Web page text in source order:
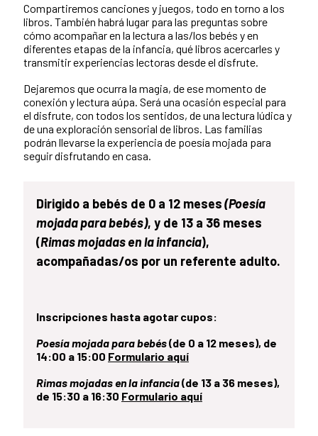
Compartiremos canciones y juegos, todo en torno a los
libros. También habrá lugar para las preguntas sobre
cómo acompañar en la lectura a las/los bebés y en
diferentes etapas de la infancia, qué libros acercarles y
transmitir experiencias lectoras desde el disfrute.
Dejaremos que ocurra la magia, de ese momento de
conexión y lectura aúpa. Será una ocasión especial para
el disfrute, con todos los sentidos, de una lectura lúdica y
de una exploración sensorial de libros. Las familias
podrán llevarse la experiencia de poesía mojada para
seguir disfrutando en casa.
Dirigido a bebés de 0 a 12 meses(Poesía
mojada para bebés), y de 13 a 36 meses
(Rimas mojadas en la infancia),
acompañadas/os por un referente adulto.
Inscripciones hasta agotar cupos:
Poesía mojada para bebés(de 0 a 12 meses), de
14:00 a 15:00 Formulario aquí
Rimas mojadas en la infancia(de 13 a 36 meses),
de 15:30 a 16:30 Formulario aquí